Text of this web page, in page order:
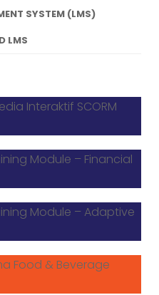
SYSTEM (LMS)
LMS